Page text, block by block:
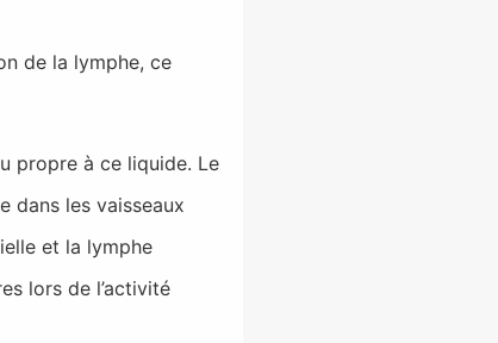
de la lymphe, ce
propre à ce liquide. Le
dans les vaisseaux
et la lymphe
lors de l’activité